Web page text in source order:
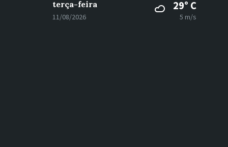
terça-feira
11/08/2026
29° C
5 m/s